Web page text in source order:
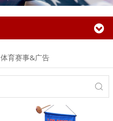
体育赛事&广告